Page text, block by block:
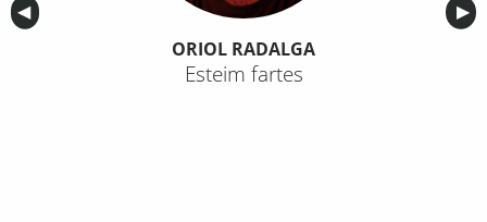
Anterior
◀︎ ▶︎
ORIOL RADALGA
Esteim fartes